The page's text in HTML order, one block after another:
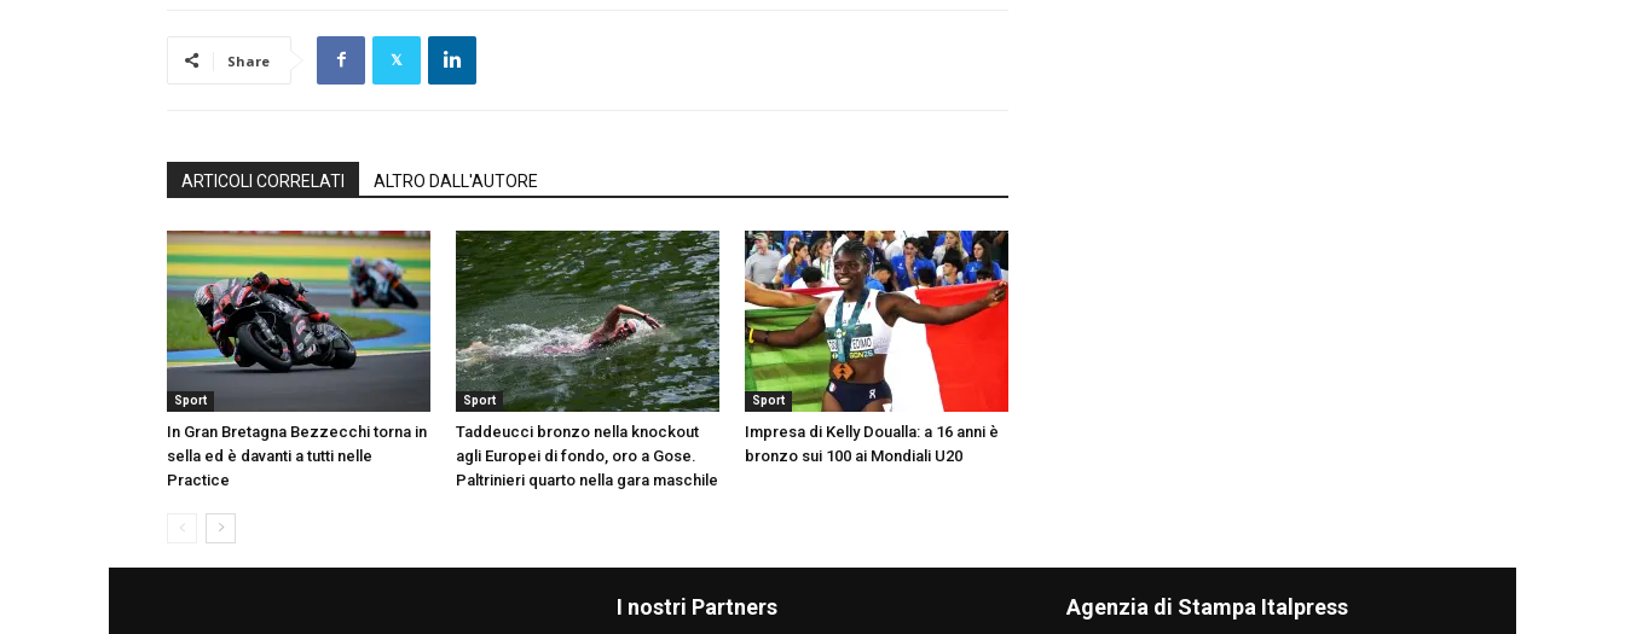
Share
ARTICOLI CORRELATI ALTRO DALL'AUTORE
Sport
In Gran Bretagna Bezzecchi torna in
sella ed è davanti a tutti nelle
Practice
Sport
Taddeucci bronzo nella knockout
agli Europei di fondo, oro a Gose.
Paltrinieri quarto nella gara maschile
Sport
Impresa di Kelly Doualla: a 16 anni è
bronzo sui 100 ai Mondiali U20
I nostri Partners Agenzia di Stampa Italpress